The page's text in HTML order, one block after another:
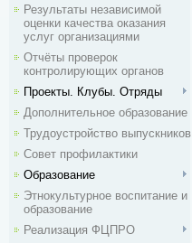
Результаты независимой
оценки качества оказания
услуг организациями
Отчёты проверок
контролирующих органов
Проекты. Клубы. Отряды
Дополнительное образование
Трудоустройство выпускников
Совет профилактики
Образование
Этнокультурное воспитание и
образование
Реализация ФЦПРО